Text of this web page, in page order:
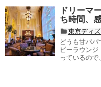
ドリーマ
ち時間、
東京ディ
どうも甘パ
ビーラウン
っているの